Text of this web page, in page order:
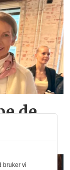
de
bruker vi